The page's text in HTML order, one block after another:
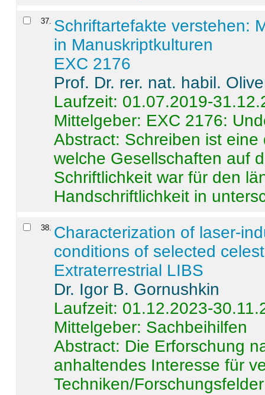
37. Schriftartefakte verstehen:
in Manuskriptkulturen
EXC 2176
Prof. Dr. rer. nat. habil.
Laufzeit: 01.07.2019-
Mittelgeber: EXC 2176:
Abstract: Schreiben ist
welche Gesellschaften auf
Schriftlichkeit war für den
Handschriftlichkeit in
38. Characterization of laser-
conditions of selected
Extraterrestrial LIBS
Dr. Igor B. Gornushkin
Laufzeit: 01.12.2023-
Mittelgeber: Sachbeihilfen
Abstract: Die Erforschung
anhaltendes Interesse für
Techniken/